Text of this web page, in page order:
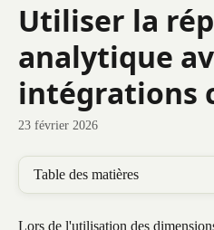
Utiliser la
analytique
intégrations
23 février 2026
Table des matières
Lors de l'utilisation des